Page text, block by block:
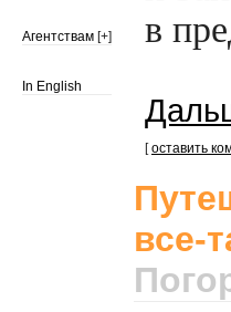
Агентствам [+]
In English
в
[оставить
все-